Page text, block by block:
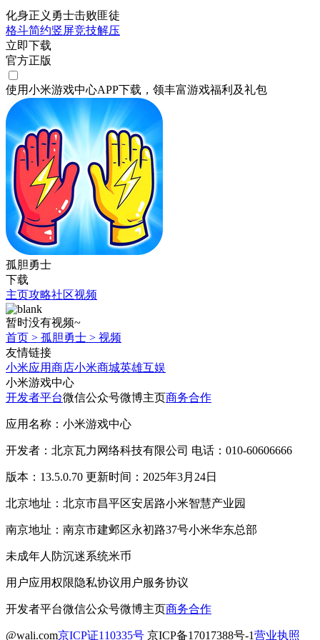
化身正义勇士击败匪徒
格斗简约竖屏竞技解压
立即下载
官方正版
使用小米游戏中心APP下载 ，领丰富游戏福利 及礼包
孤胆勇士
下载
主页攻略社区视频
暂时没有视频~
首页 > 孤胆勇士 > 视频
友情链接
小米应用商店小米商城英雄互娱
小米游戏中心
开发者平台微信公众号微博主页商务合作
应用名称：小米游戏中心
开发者：北京瓦力网络科技有限公司 电话：010-60606666
版本：13.5.0.70 更新时间：2025年3月24日
北京地址：北京市昌平区安居路小米智慧产业园
南京地址：南京市建邺区永初路37号小米华东总部
未成年人防沉迷系统米币
用户应用权限隐私协议用户服务协议
开发者平台微信公众号微博主页商务合作
@wali.com京ICP证110335号 京ICP备17017388号-1营业执照